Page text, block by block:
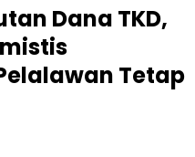
Dana TKD,
Tetap